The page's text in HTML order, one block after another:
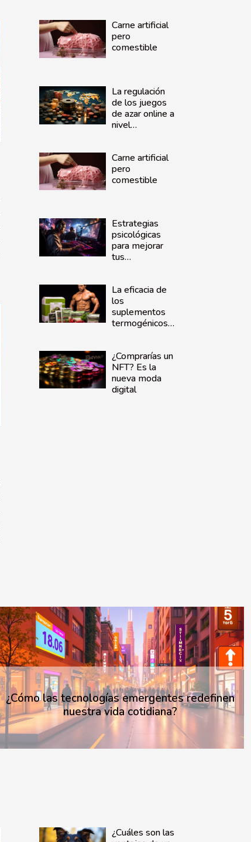
Carne artificial
pero
comestible
La regulación
de los juegos
de azar online a
nivel
comparativo
Carne artificial
pero
comestible
Estrategias
psicológicas
para mejorar
tus
eSports
La eficacia de
los
suplementos
termogénicos
¿Comprarías un
NFT? Es la
nueva moda
digital
Flauta de mano: ¿cómo aprender este
instrumento musical?
Next
¿Cuáles son las